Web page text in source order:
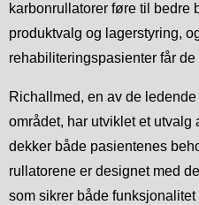
karbonrullatorer føre til bedre
produktvalg og lagerstyring,
rehabiliteringspasienter får
Richallmed, en av de
området, har utviklet et utvalg
dekker både pasientenes
rullatorene er designet med
som sikrer både